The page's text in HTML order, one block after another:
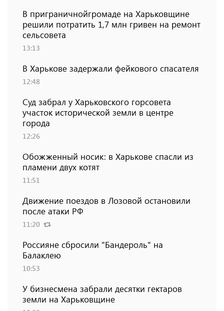
В приграничнойгромаде на Харьковщине
решили потратить 1,7 млн ​​гривен на ремонт
сельсовета
13:13
В Харькове задержали фейкового спасателя
12:48
Суд забрал у Харьковского горсовета
участок исторической земли в центре
города
12:26
Обожженный носик: в Харькове спасли из
пламени двух котят
11:51
Движение поездов в Лозовой остановили
после атаки РФ
11:20
Россияне сбросили "Бандероль" на
Балаклею
10:53
У бизнесмена забрали десятки гектаров
земли на Харьковщине